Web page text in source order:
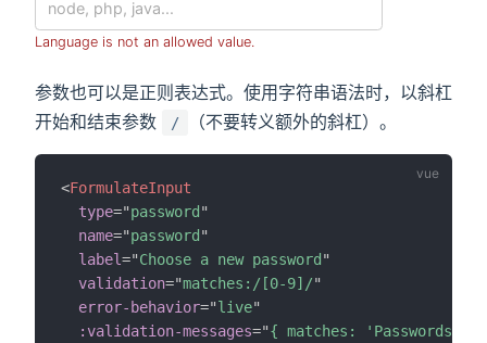
Language is not an allowed value.
参数也可以是正则表达式。使用字符串语法时，以斜杠
开始和结束参数
/ （不要转义额外的斜杠）。
<FormulateInput
type="password "
name="password "
label="Choose a new password "
validation="matches:/[0-9]/"
error-behavior="live"
:validation-messages="{ matches: 'Passwords